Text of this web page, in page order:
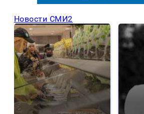
Новости СМИ2